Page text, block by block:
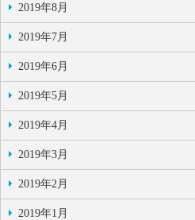
2019年8月
2019年7月
2019年6月
2019年5月
2019年4月
2019年3月
2019年2月
2019年1月